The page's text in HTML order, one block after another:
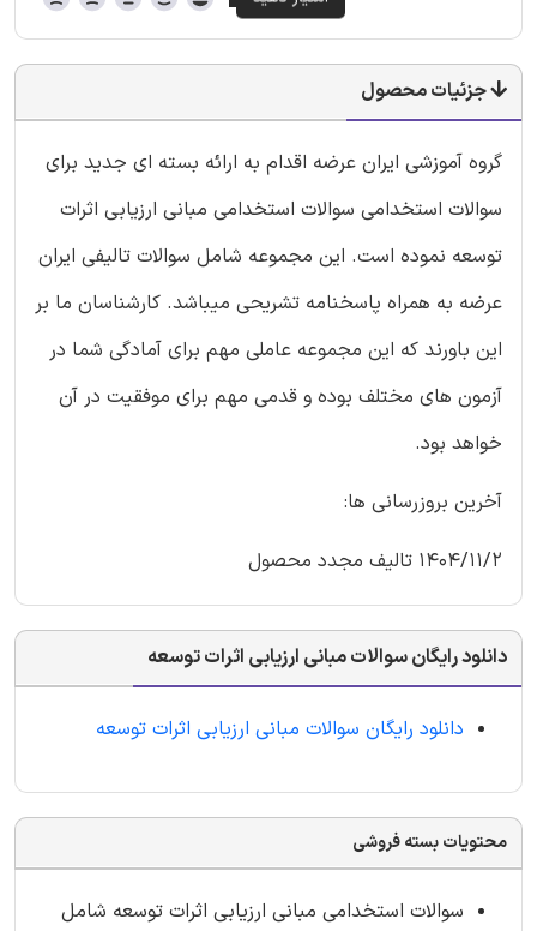
جزئیات محصول
گروه آموزشی ایران عرضه اقدام به ارائه بسته ای جدید برای
سوالات استخدامی سوالات استخدامی مبانی ارزیابی اثرات
توسعه نموده است. این مجموعه شامل سوالات تالیفی ایران
عرضه به همراه پاسخنامه تشریحی میباشد. کارشناسان ما بر
این باورند که این مجموعه عاملی مهم برای آمادگی شما در
آزمون های مختلف بوده و قدمی مهم برای موفقیت در آن
خواهد بود.
آخرین بروزرسانی ها:
1404/11/2 تالیف مجدد محصول
دانلود رایگان سوالات مبانی ارزیابی اثرات توسعه
دانلود رایگان سوالات مبانی ارزیابی اثرات توسعه
محتویات بسته فروشی
سوالات استخدامی مبانی ارزیابی اثرات توسعه شامل